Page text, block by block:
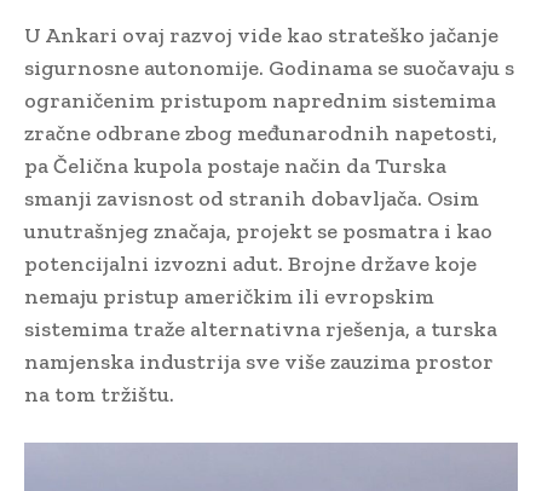
U Ankari ovaj razvoj vide kao strateško jačanje
sigurnosne autonomije. Godinama se suočavaju s
ograničenim pristupom naprednim sistemima
zračne odbrane zbog međunarodnih napetosti,
pa Čelična kupola postaje način da Turska
smanji zavisnost od stranih dobavljača. Osim
unutrašnjeg značaja, projekt se posmatra i kao
potencijalni izvozni adut. Brojne države koje
nemaju pristup američkim ili evropskim
sistemima traže alternativna rješenja, a turska
namjenska industrija sve više zauzima prostor
na tom tržištu.